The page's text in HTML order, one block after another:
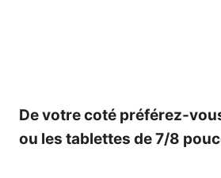
De votre coté préférez-
ou les tablettes de 7/8